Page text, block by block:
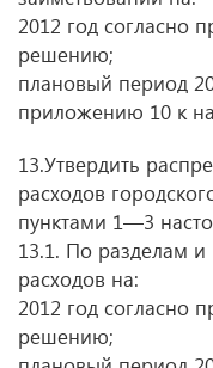
2012 год согласно
решению;
плановый период
приложению 10 к
13.Утвердить
расходов
пунктами 1—3
13.1. По разделам
расходов на:
2012 год согласно
решению;